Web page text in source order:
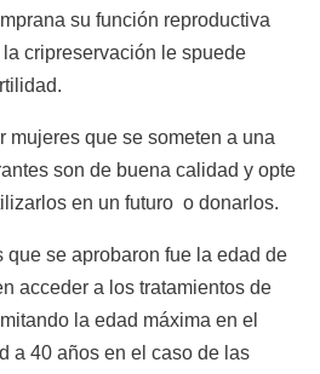
su función reproductiva
cripreservación le spuede
mujeres que se someten a una
son de buena calidad y opte
en un futuro o donarlos.
que se aprobaron fue la edad de
acceder a los tratamientos de
la edad máxima en el
a 40 años en el caso de las